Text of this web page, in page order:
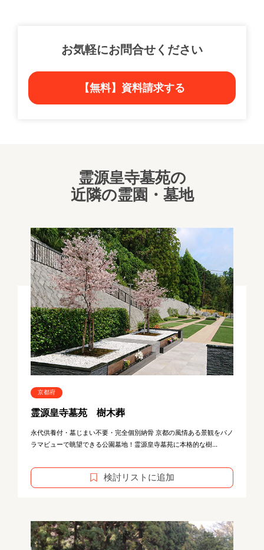
お気軽にお問合せください
【無料】資料請求する
霊源皇寺墓苑の
近隣の霊園・墓地
京都府
霊源皇寺墓苑 樹木葬
永代供養付・墓じまい不要・完全個別納骨 京都の風情ある景観をパノ
ラマビューで眺望できる公園墓地！霊源皇寺墓苑に本格的な樹...
検討リストに追加